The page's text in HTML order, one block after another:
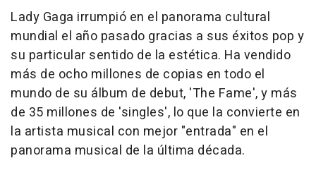
Lady Gaga irrumpió en el panorama cultural
mundial el año pasado gracias a sus éxitos pop y
su particular sentido de la estética. Ha vendido
más de ocho millones de copias en todo el
mundo de su álbum de debut, 'The Fame', y más
de 35 millones de 'singles', lo que la convierte en
la artista musical con mejor "entrada" en el
panorama musical de la última década.